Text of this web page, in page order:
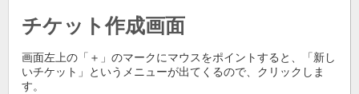
チケット作成画面
画面左上の「＋」のマークにマウスをポイントすると、「新し
いチケット」というメニューが出てくるので、クリックしま
す。